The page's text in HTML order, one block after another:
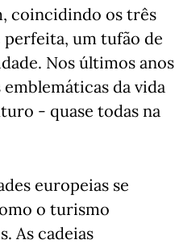
coincidindo os três
perfeita, um tufão de
Nos últimos anos
emblemáticas da vida
- quase todas na
europeias se
o turismo
As cadeias